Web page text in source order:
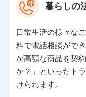
※ 当社および株式会
データ憲章」に定め
※ パーソナルデータ
理」の設定状態にか
※ dポイントクラブ会
日以降、一度もdポイ
暮らしの
日常生活の様々な
料で電話相談がで
が高額な商品を契
か？」といったト
けられます。